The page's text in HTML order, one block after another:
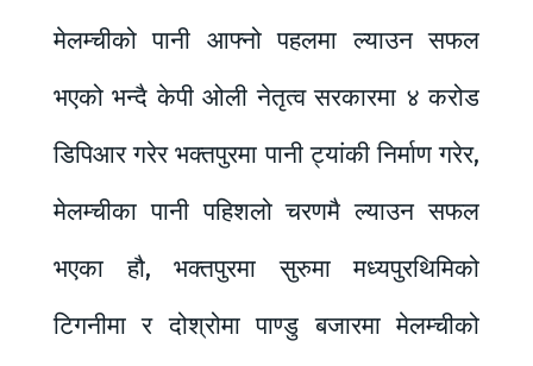
मेलम्चीको पानी आफ्नो पहलमा ल्याउन सफल
भएको भन्दै केपी ओली नेतृत्व सरकारमा ४ करोड
डिपिआर गरेर भक्तपुरमा पानी ट्यांकी निर्माण गरेर,
मेलम्चीका पानी पहिशलो चरणमै ल्याउन सफल
भएका हौ, भक्तपुरमा सुरुमा मध्यपुरथिमिको
टिगनीमा र दोश्रोमा पाण्डु बजारमा मेलम्चीको